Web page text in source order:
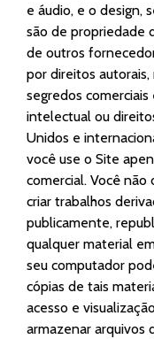
e áudio, e o design,
são de propriedade
de outros
por direitos
segredos
intelectual ou
Unidos e
você use o Site
comercial. Você não
criar trabalhos
publicamente,
qualquer material
seu computador
cópias de tais
acesso e
armazenar arquivos